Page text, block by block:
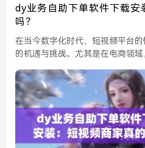
dy业务自助下单软件下载安
吗？
在当今数字化时代，短视频平台
的机遇与挑战。尤其是在电商领域
求业务自助下单软件的帮助。那么